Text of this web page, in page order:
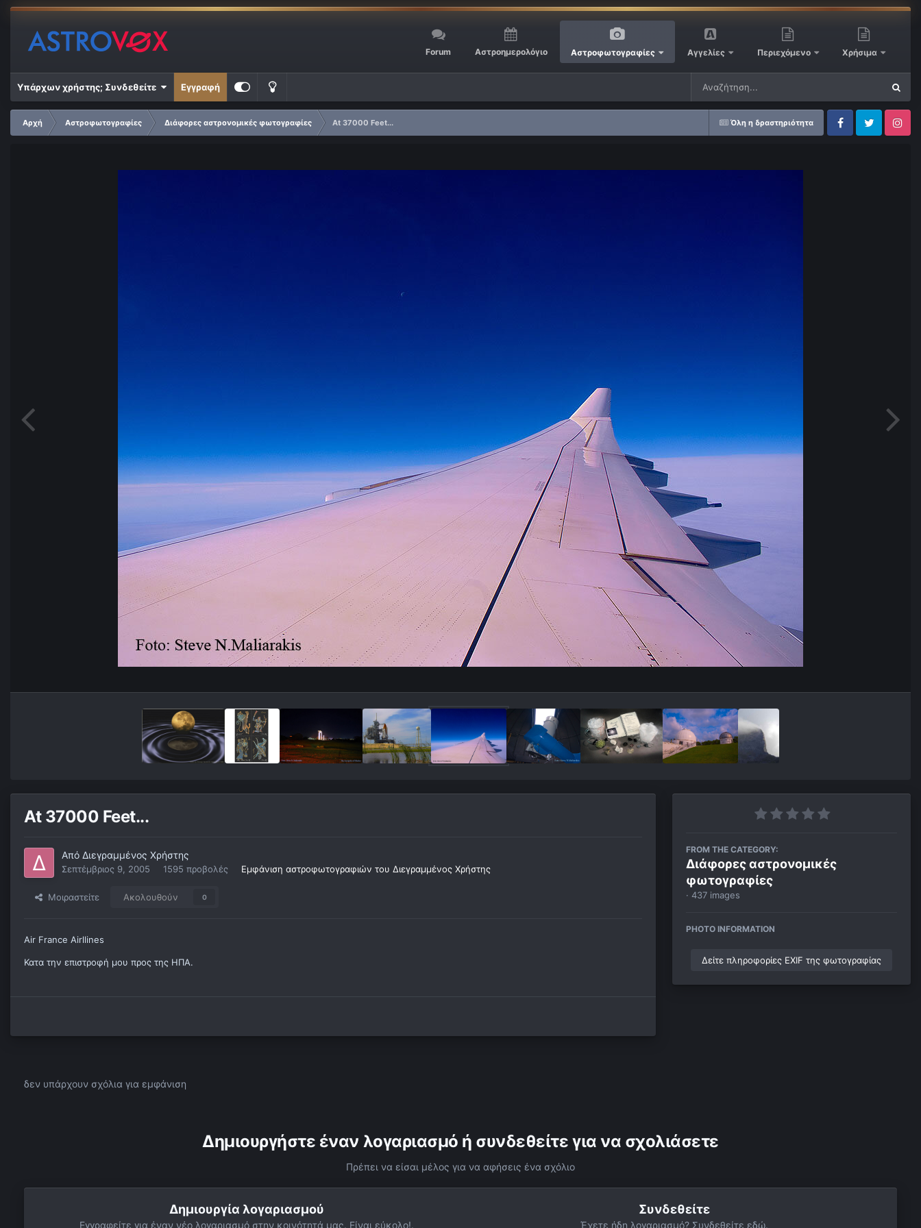
Forum Αστροημερολόγιο Αστροφωτογραφίες Αγγελίες Περιεχόμενο Χρήσιμα
Υπάρχων χρήστης; Συνδεθείτε Εγγραφή
Όλη η δραστηριότητα
Αρχή Αστροφωτογραφίες Διάφορες αστρονομικές φωτογραφίες
At 37000 Feet...
FacebookTwitter Instagram
At 37000 Feet...
Από Διεγραμμένος Χρήστης
Σεπτέμβριος 9, 2005 1595 προβολές Εμφάνιση αστροφωτογραφιών του Διεγραμμένος Χρήστης
Μοιραστείτε Ακολουθούν 0
Air France Airllines
Κατα την επιστροφή μου προς της ΗΠΑ.
FROM THE CATEGORY:
Διάφορες αστρονομικές
φωτογραφίες
· 437 images
PHOTO INFORMATION
Δείτε πληροφορίες EXIF της φωτογραφίας
δεν υπάρχουν σχόλια για εμφάνιση
Δημιουργήστε έναν λογαριασμό ή συνδεθείτε για να σχολιάσετε
Πρέπει να είσαι μέλος για να αφήσεις ένα σχόλιο
Δημιουργία λογαριασμού
Εγγραφείτε για έναν νέο λογαριασμό στην κοινότητά μας. Είναι εύκολο!.
Συνδεθείτε
Έχετε ήδη λογαριασμό? Συνδεθείτε εδώ.